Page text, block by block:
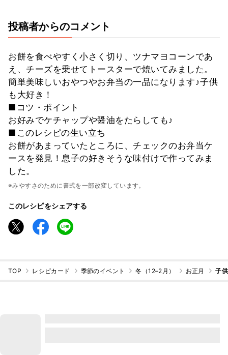
投稿者からのコメント
お餅を食べやすく小さく切り、ツナマヨコーンであ
え、チーズを乗せてトースターで焼いてみました。
簡単美味しいおやつやお弁当の一品になります♪子供
も大好き！
■コツ・ポイント
お好みでケチャップや醤油をたらしても♪
■このレシピの生い立ち
お餅があまっていたところに、チェックのお弁当ケ
ースを発見！息子の好きそうな味付けで作ってみま
した。
※みやすさのために書式を一部改変しています。
このレシピをシェアする
TOP レシピカード 季節のイベント 冬（12–2月） お正月 子